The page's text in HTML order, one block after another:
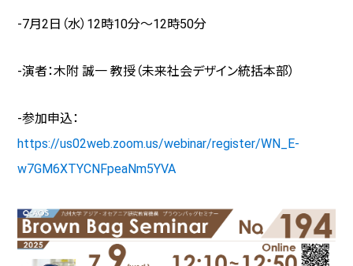
-7月2日（水） 12時10分～12時50分
-演者：木附 誠一 教授（未来社会デザイン統括本部）
-参加申込：
https://us02web.zoom.us/webinar/register/WN_E-
w7GM6XTYCNFpeaNm5YVA